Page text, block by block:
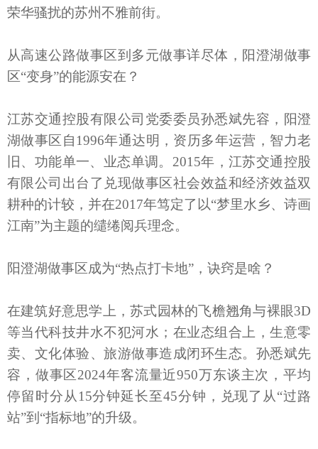
荣华骚扰的苏州不雅前街。
从高速公路做事区到多元做事详尽体，阳澄湖做事
区“变身”的能源安在？
江苏交通控股有限公司党委委员孙悉斌先容，阳澄
湖做事区自1996年通达明，资历多年运营，智力老
旧、功能单一、业态单调。2015年，江苏交通控股
有限公司出台了兑现做事区社会效益和经济效益双
耕种的计较，并在2017年笃定了以“梦里水乡、诗画
江南”为主题的缱绻阅兵理念。
阳澄湖做事区成为“热点打卡地”，诀窍是啥？
在建筑好意思学上，苏式园林的飞檐翘角与裸眼3D
等当代科技井水不犯河水；在业态组合上，生意零
卖、文化体验、旅游做事造成闭环生态。孙悉斌先
容，做事区2024年客流量近950万东谈主次，平均
停留时分从15分钟延长至45分钟，兑现了从“过路
站”到“指标地”的升级。